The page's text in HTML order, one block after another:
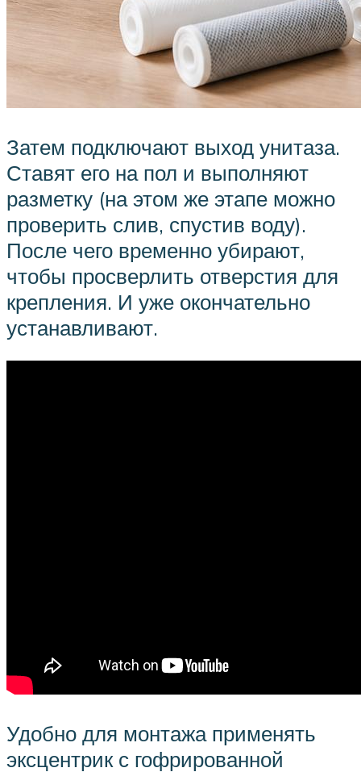
Затем подключают выход унитаза.
Ставят его на пол и выполняют
разметку (на этом же этапе можно
проверить слив, спустив воду).
После чего временно убирают,
чтобы просверлить отверстия для
крепления. И уже окончательно
устанавливают.
Удобно для монтажа применять
эксцентрик с гофрированной